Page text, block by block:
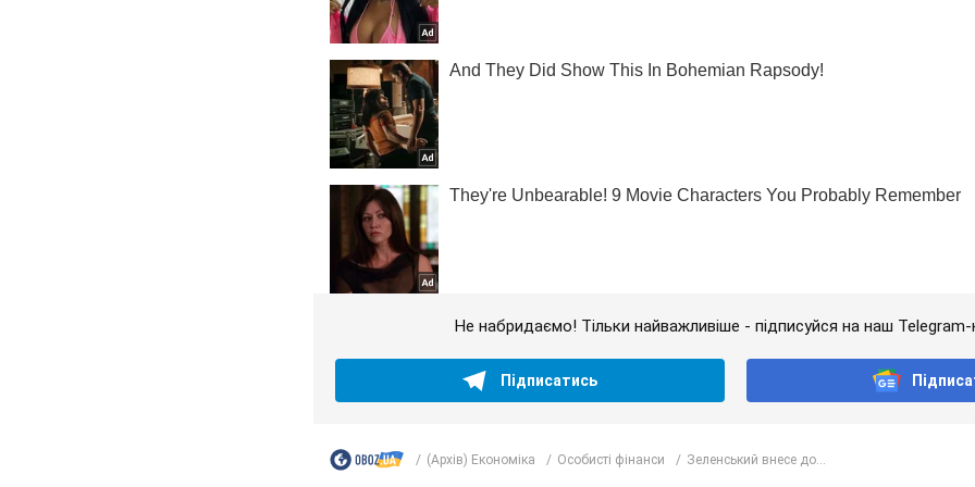
Не набридаємо! Тільки найважливіше - підписуйся на наш Telegram-
Підписатись
(Архів) Економіка Особисті фінанси Зеленський внесе до...